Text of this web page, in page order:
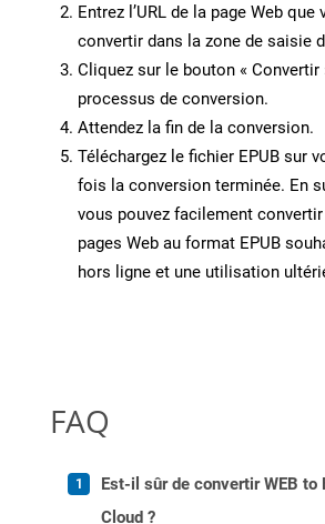
Entrez l’URL de la page Web
convertir dans la zone de saisie
Cliquez sur le bouton « Convertir
processus de conversion.
Attendez la fin de la conversion.
Téléchargez le fichier EPUB sur
fois la conversion terminée. En
vous pouvez facilement
pages Web au format EPUB
hors ligne et une utilisation
FAQ
Est-il sûr de convertir WEB to
Cloud ?